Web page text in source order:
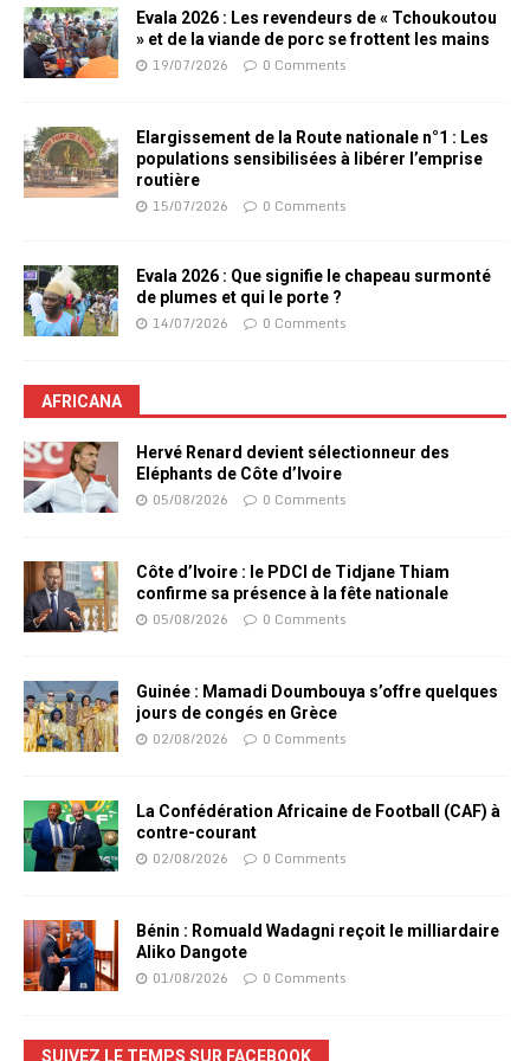
Evala 2026 : Les revendeurs de « Tchoukoutou
» et de la viande de porc se frottent les mains
19/07/2026 0 Comments
Elargissement de la Route nationale n°1 : Les
populations sensibilisées à libérer l’emprise
routière
15/07/2026 0 Comments
Evala 2026 : Que signifie le chapeau surmonté
de plumes et qui le porte ?
14/07/2026 0 Comments
AFRICANA
Hervé Renard devient sélectionneur des
Eléphants de Côte d’Ivoire
05/08/2026 0 Comments
Côte d’Ivoire : le PDCI de Tidjane Thiam
confirme sa présence à la fête nationale
05/08/2026 0 Comments
Guinée : Mamadi Doumbouya s’offre quelques
jours de congés en Grèce
02/08/2026 0 Comments
La Confédération Africaine de Football (CAF) à
contre-courant
02/08/2026 0 Comments
Bénin : Romuald Wadagni reçoit le milliardaire
Aliko Dangote
01/08/2026 0 Comments
SUIVEZ LE TEMPS SUR FACEBOOK